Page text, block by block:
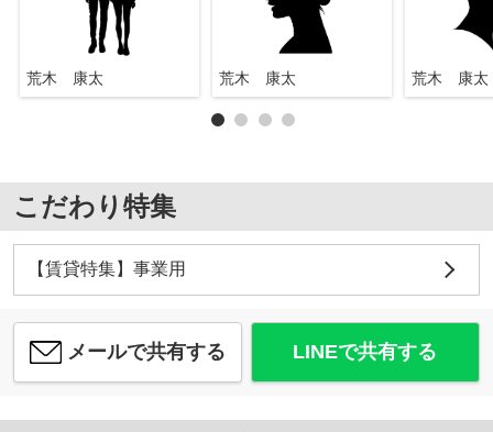
荒木 康太 荒木 康太 荒木 康太
こだわり特集
【賃貸特集】事業用
メールで共有する LINEで共有する